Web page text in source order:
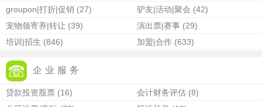
groupon|打折|促销 (27) 驴友|活动|聚会 (42)
宠物领寄养|转让 (39) 演出票|赛事 (29)
培训|招生 (846) 加盟|合作 (633)
企业服务
贷款投资股票 (16) 会计财务评估 (8)